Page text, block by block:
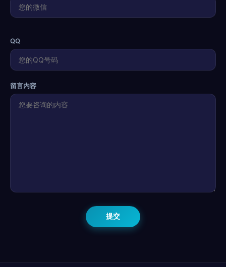
QQ
留言内容